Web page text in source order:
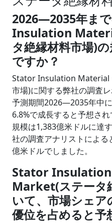
2026―2035年ま
Insulation
タ絶縁材料市場)
ですか？
Stator Insulation Material
市場)に関する弊社の調査
予測期間2026―2035年中に
6.8%で成長すると予想さ
規模は1,383億米ドルに達
社の調査アナリストによ
億米ドルでしました。
Stator
Market(ステータ
いて、市場シェ
優位を占めると予